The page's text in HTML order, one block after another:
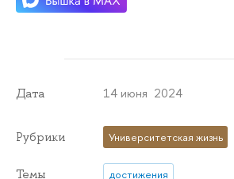
Дата 14 июня 2024
Рубрики Университетская жизнь
Темы
достижения